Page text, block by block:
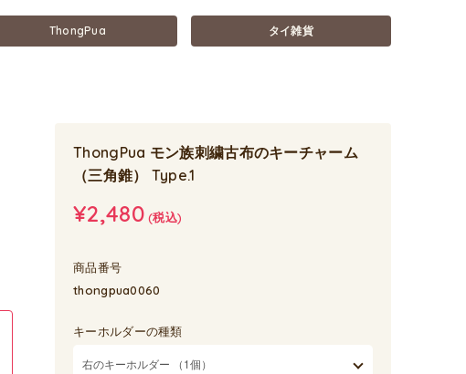
ThongPua タイ雑貨
ThongPua モン族刺繍古布のキーチャーム
（三角錐） Type.1
¥2,480(税込)
商品番号
thongpua0060
キーホルダーの種類